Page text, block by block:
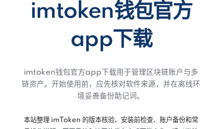
imtoken钱包官方
app下载
imtoken钱包官方app下载用于管理区块链账户与多
链资产。开始使用前，应先核对软件来源，并在离线环
境妥善备份助记词。
本站整理 imToken 的版本核验、安装前检查、账户备份和常